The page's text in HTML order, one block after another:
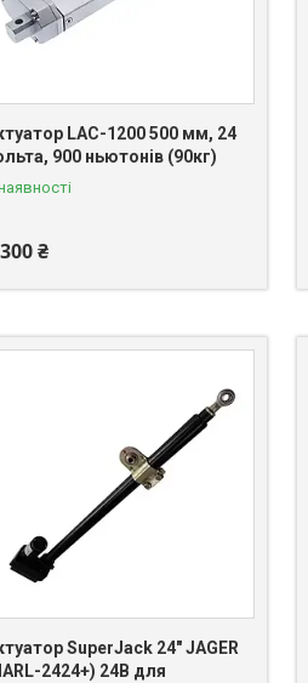
LAC-1200 500 мм, 24
900 ньютонів (90кг)
₴
SuperJack 24" JAGER
2424+) 24В для